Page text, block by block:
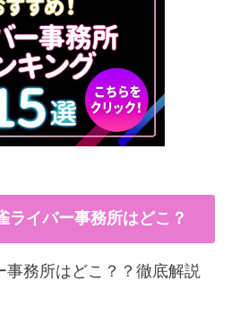
ライバー事務所はどこ？
事務所はどこ？？徹底解説